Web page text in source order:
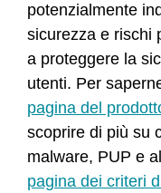
potenzialmente
sicurezza e rischi
a proteggere la
utenti. Per
pagina del
scoprire di più su
malware, PUP e
pagina dei criteri